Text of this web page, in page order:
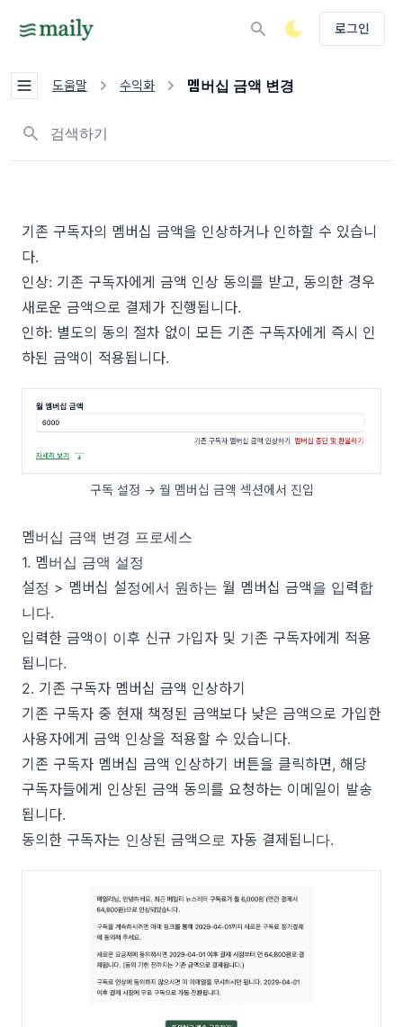
로그인
도움말 수익화 멤버십 금액 변경
뉴스레터, 태그 검색하기
기존 구독자의 멤버십 금액을 인상하거나 인하할 수 있습니
다.
인상: 기존 구독자에게 금액 인상 동의를 받고, 동의한 경우
새로운 금액으로 결제가 진행됩니다.
인하: 별도의 동의 절차 없이 모든 기존 구독자에게 즉시 인
하된 금액이 적용됩니다.
구독 설정 → 월 멤버십 금액 섹션에서 진입
멤버십 금액 변경 프로세스
1. 멤버십 금액 설정
설정 > 멤버십 설정에서 원하는 월 멤버십 금액을 입력합
니다.
입력한 금액이 이후 신규 가입자 및 기존 구독자에게 적용
됩니다.
2. 기존 구독자 멤버십 금액 인상하기
기존 구독자 중 현재 책정된 금액보다 낮은 금액으로 가입한
사용자에게 금액 인상을 적용할 수 있습니다.
기존 구독자 멤버십 금액 인상하기 버튼을 클릭하면, 해당
구독자들에게 인상된 금액 동의를 요청하는 이메일이 발송
됩니다.
동의한 구독자는 인상된 금액으로 자동 결제됩니다.